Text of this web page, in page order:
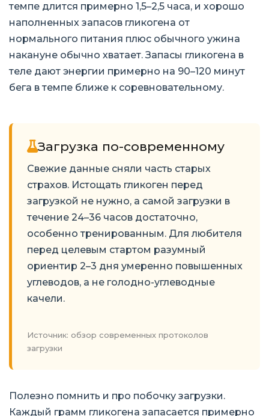
темпе длится примерно 1,5–2,5 часа, и хорошо
наполненных запасов гликогена от
нормального питания плюс обычного ужина
накануне обычно хватает. Запасы гликогена в
теле дают энергии примерно на 90–120 минут
бега в темпе ближе к соревновательному.
Загрузка по-современному
Свежие данные сняли часть старых
страхов. Истощать гликоген перед
загрузкой не нужно, а самой загрузки в
течение 24–36 часов достаточно,
особенно тренированным. Для любителя
перед целевым стартом разумный
ориентир 2–3 дня умеренно повышенных
углеводов, а не голодно-углеводные
качели.
Источник: обзор современных протоколов
загрузки
Полезно помнить и про побочку загрузки.
Каждый грамм гликогена запасается примерно